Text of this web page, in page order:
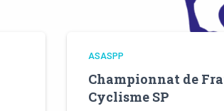
ASASPP
Championnat de
Cyclisme SP